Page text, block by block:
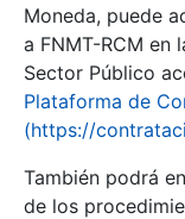
Moneda, puede
a FNMT-RCM en
Sector Público
Plataforma de
(https://
También podrá
de los